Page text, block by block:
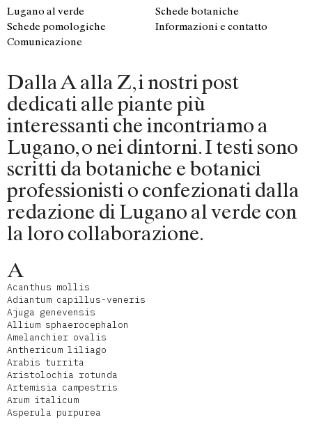
Lugano al verde
Schede botaniche
Schede pomologiche
Informazioni e contatto
Comunicazione
Dalla A alla Z, i nostri post
dedicati alle piante più
interessanti che incontriamo a
Lugano, o nei dintorni. I testi sono
scritti da botaniche e botanici
professionisti o confezionati dalla
redazione di Lugano al verde con
la loro collaborazione.
A
Acanthus mollis
Adiantum capillus-veneris
Ajuga genevensis
Allium sphaerocephalon
Amelanchier ovalis
Anthericum liliago
Arabis turrita
Aristolochia rotunda
Artemisia campestris
Arum italicum
Asperula purpurea